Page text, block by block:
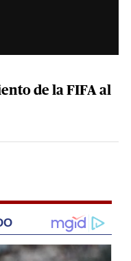
de la FIFA al